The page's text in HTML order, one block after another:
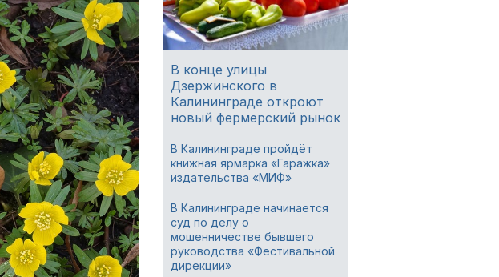
В конце улицы
Дзержинского в
Калининграде откроют
новый фермерский рынок
В Калининграде пройдёт
книжная ярмарка «Гаражка»
издательства «МИФ»
В Калининграде начинается
суд по делу о
мошенничестве бывшего
руководства «Фестивальной
дирекции»